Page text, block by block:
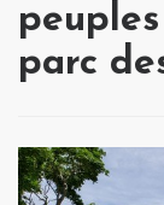
parc